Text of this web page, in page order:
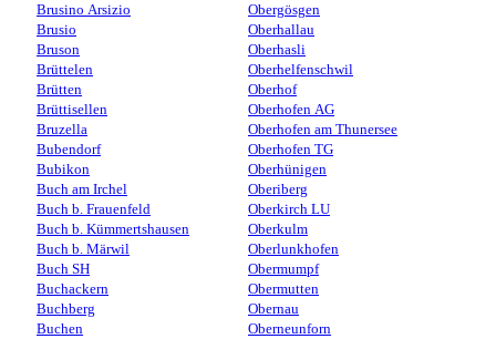
Brusino Arsizio
Brusio
Bruson
Brüttelen
Brütten
Brüttisellen
Bruzella
Bubendorf
Bubikon
Buch am Irchel
Buch b. Frauenfeld
Buch b. Kümmertshausen
Buch b. Märwil
Buch SH
Buchackern
Buchberg
Buchen
Obergösgen
Oberhallau
Oberhasli
Oberhelfenschwil
Oberhof
Oberhofen AG
Oberhofen am Thunersee
Oberhofen TG
Oberhünigen
Oberiberg
Oberkirch LU
Oberkulm
Oberlunkhofen
Obermumpf
Obermutten
Obernau
Oberneunforn